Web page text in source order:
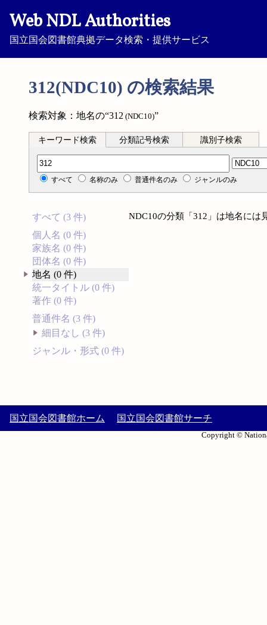
Web NDL Authorities
国立国会図書館典拠データ検索・提供サービス
312(NDC10) の検索結果
検索対象：地名の“312 (NDC10)”
キーワード検索 分類記号検索 識別子検索
分類記号検索
すべて 名称のみ 普通件名のみ ジャンルのみ
すべて (3 件)
個人名 (0 件)
家族名 (0 件)
団体名 (0 件)
地名 (0 件)
統一タイトル (0 件)
著作 (0 件)
普通件名 (3 件)
細目なし (3 件)
ジャンル・形式 (0 件)
NDC10の分類「312」は地名には
国立国会図書館ホーム 国立国会図書館サーチ
Copyright ©